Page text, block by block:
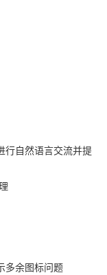
行自然语言交流并提
多余图标问题